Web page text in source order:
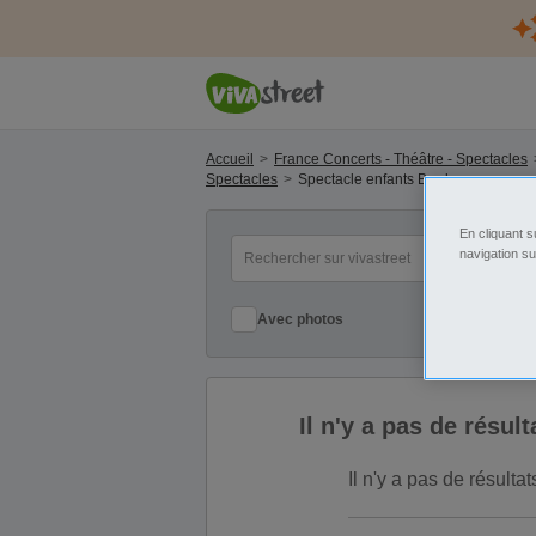
Accueil
France Concerts - Théâtre - Spectacles
Spectacles
Spectacle enfants Bordeaux
Avec photos
Il n'y a pas de
Il n'y a pas de
En cliquant
navigation